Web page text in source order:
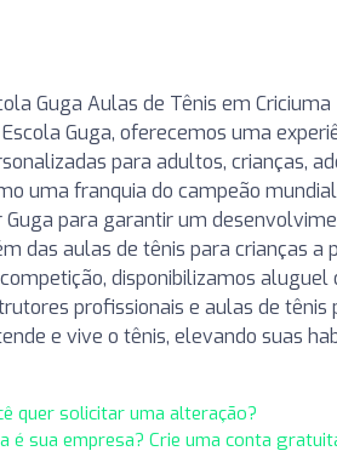
Guga Aulas de Tênis em Criciuma
Escola Guga, oferecemos uma
para adultos, crianças,
uma franquia do campeão
Guga para garantir um
das aulas de tênis para crianças a
disponibilizamos
profissionais e aulas de tênis
e vive o tênis, elevando suas
quer solicitar uma alteração?
é sua empresa? Crie uma conta